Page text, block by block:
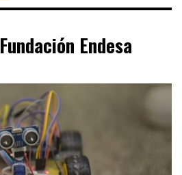
Fundación Endesa